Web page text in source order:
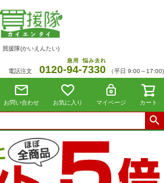
買援隊(かいえんたい)
電話注文 0120-94
急用
-7330
悩み去れ
（平日 9:00～17:00)
お問い合わせ お気に入り マイページ カート